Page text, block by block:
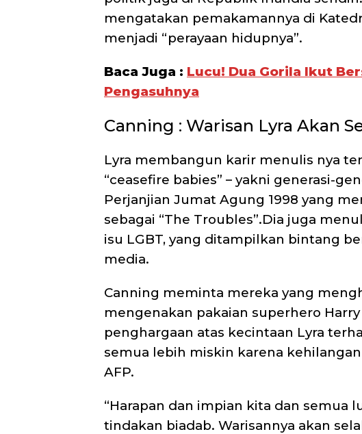
mengatakan pemakamannya di
menjadi “perayaan hidupnya”.
Baca Juga : Lucu! Dua Gorila Ikut
Pengasuhnya
Canning : Warisan Lyra Akan
Lyra membangun karir menulis nya
“ceasefire babies” – yakni generasi-
Perjanjian Jumat Agung 1998 yang
sebagai “The Troubles”.Dia juga
isu LGBT, yang ditampilkan bintang
media.
Canning meminta mereka yang
mengenakan pakaian superhero
penghargaan atas kecintaan Lyra
semua lebih miskin karena
AFP.
“Harapan dan impian kita dan semua
tindakan biadab. Warisannya akan